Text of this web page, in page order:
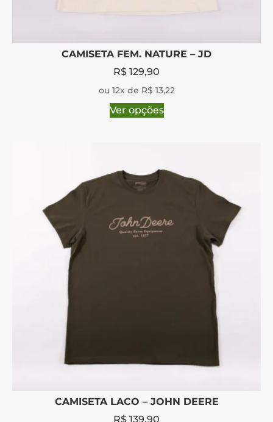
CAMISETA FEM. NATURE – JD
R$ 129,90
ou 12x de R$ 13,22
Ver opções
CAMISETA LACO – JOHN DEERE
R$ 139,90